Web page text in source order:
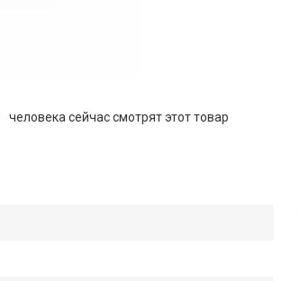
человека сейчас смотрятэтот товар